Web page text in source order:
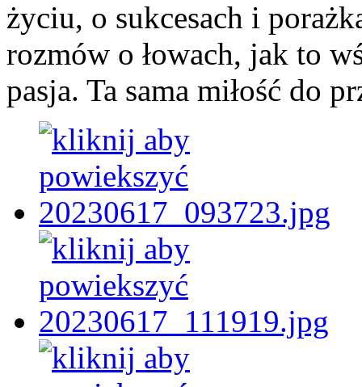
życiu, o sukcesach i
rozmów o łowach, jak to
pasja. Ta sama miłość do